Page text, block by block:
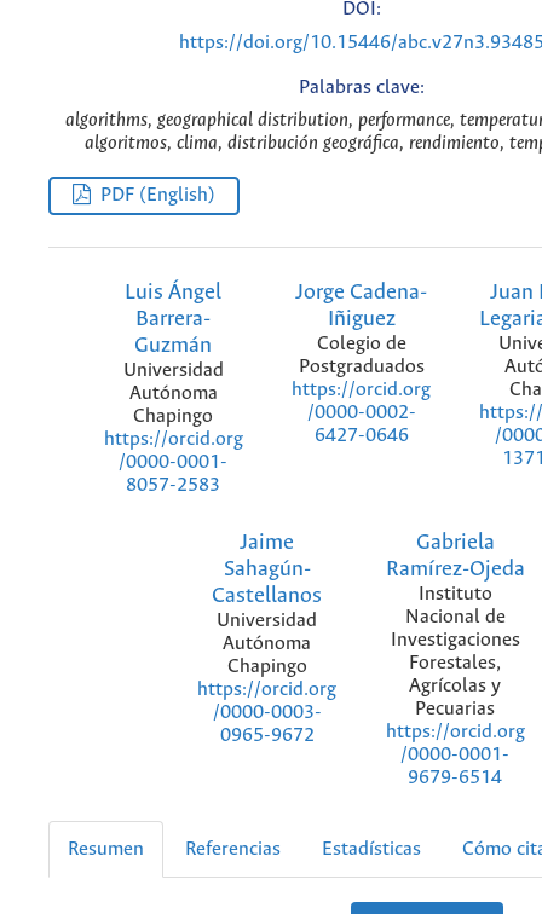
DOI:
https://doi.org/10.15446/
Palabras clave:
algorithms, geographical distribution, performance,
algoritmos, clima, distribución geográfica, rendimiento,
PDF (English)
Luis Ángel
Barrera-
Guzmán
Universidad
Autónoma
Chapingo
https://orcid.org
/0000-0001-
8057-2583
Jorge Cadena-
Iñiguez
Colegio de
Postgraduados
https://orcid.org
/0000-0002-
6427-0646
Juan
/
Jaime
Sahagún-
Castellanos
Universidad
Autónoma
Chapingo
https://orcid.org
/0000-0003-
0965-9672
Gabriela
Ramírez-Ojeda
Instituto
Nacional de
Investigaciones
Forestales,
Agrícolas y
Pecuarias
https://orcid.org
/0000-0001-
9679-6514
Resumen Referencias Estadísticas Cómo